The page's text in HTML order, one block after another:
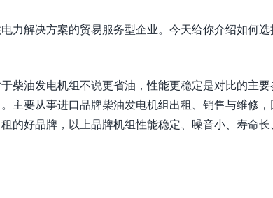
解决方案的贸易服务型企业。今天给你介绍如何选
油发电机组不说更省油，性能更稳定是对比的主要
主要从事进口品牌柴油发电机组出租、销售与维修
的好品牌，以上品牌机组性能稳定、噪音小、寿命